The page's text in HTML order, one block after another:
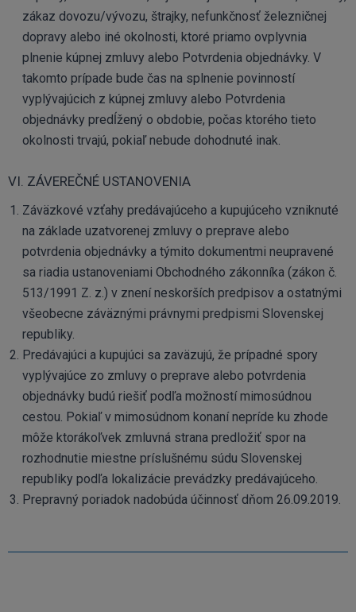
zákaz dovozu/vývozu, štrajky, nefunkčnosť železničnej
dopravy alebo iné okolnosti, ktoré priamo ovplyvnia
plnenie kúpnej zmluvy alebo Potvrdenia objednávky. V
takomto prípade bude čas na splnenie povinností
vyplývajúcich z kúpnej zmluvy alebo Potvrdenia
objednávky predĺžený o obdobie, počas ktorého tieto
okolnosti trvajú, pokiaľ nebude dohodnuté inak.
VI. ZÁVEREČNÉ USTANOVENIA
Záväzkové vzťahy predávajúceho a kupujúceho vzniknuté
na základe uzatvorenej zmluvy o preprave alebo
potvrdenia objednávky a týmito dokumentmi neupravené
sa riadia ustanoveniami Obchodného zákonníka (zákon č.
513/1991 Z. z.) v znení neskorších predpisov a ostatnými
všeobecne záväznými právnymi predpismi Slovenskej
republiky.
Predávajúci a kupujúci sa zaväzujú, že prípadné spory
vyplývajúce zo zmluvy o preprave alebo potvrdenia
objednávky budú riešiť podľa možností mimosúdnou
cestou. Pokiaľ v mimosúdnom konaní nepríde ku zhode
môže ktorákoľvek zmluvná strana predložiť spor na
rozhodnutie miestne príslušnému súdu Slovenskej
republiky podľa lokalizácie prevádzky predávajúceho.
Prepravný poriadok nadobúda účinnosť dňom 26.09.2019.